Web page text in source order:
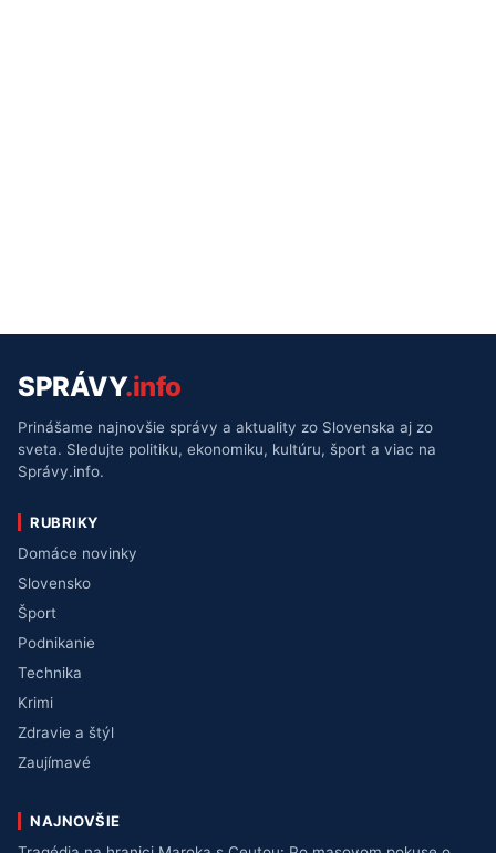
SPRÁVY.info
Prinášame najnovšie správy a aktuality zo Slovenska aj zo
sveta. Sledujte politiku, ekonomiku, kultúru, šport a viac na
Správy.info.
RUBRIKY
Domáce novinky
Slovensko
Šport
Podnikanie
Technika
Krimi
Zdravie a štýl
Zaujímavé
NAJNOVŠIE